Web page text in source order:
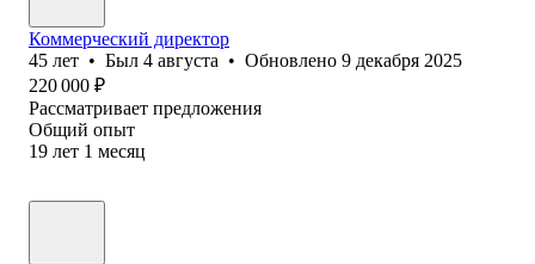
Коммерческий директор
45 лет • Был 4 августа • Обновлено 9 декабря 2025
220 000 ₽
Рассматривает предложения
Общий опыт
19 лет 1 месяц